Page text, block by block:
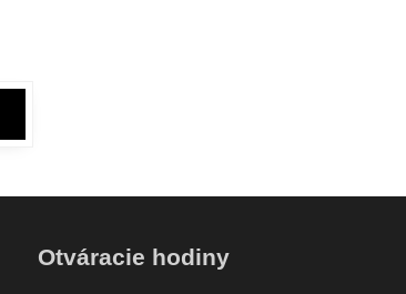
Otváracie hodiny